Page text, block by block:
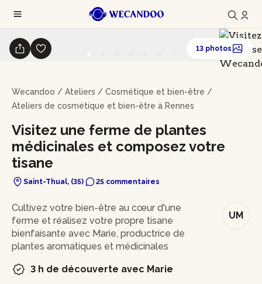
Wecandoo / Ateliers / Cosmétique et bien-être /
Ateliers de cosmétique et bien-être à Rennes
Visitez une ferme de plantes
médicinales et composez votre
tisane
Saint-Thual, (35) 25 commentaires
13 photos
En bref
UM
Cultivez votre bien-être au cœur d'une
ferme et réalisez votre propre tisane
bienfaisante avec Marie, productrice de
plantes aromatiques et médicinales
3 h de découverte avec Marie